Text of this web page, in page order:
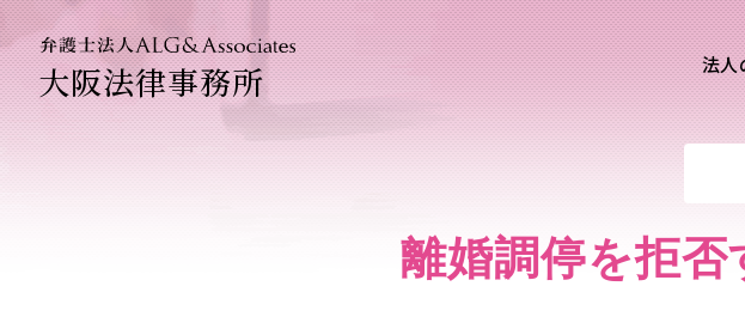
大阪法律事務所 法人
ベトナム進出支援相談サイト
個人のお客様ご
離婚問題
離婚調停を拒